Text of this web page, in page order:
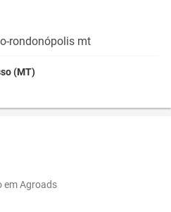
rondonópolis mt
(MT)
em Agroads